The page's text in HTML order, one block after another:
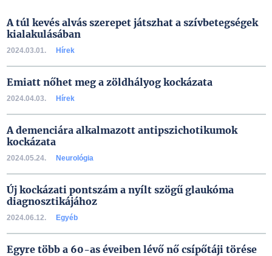
A túl kevés alvás szerepet játszhat a szívbetegségek
kialakulásában
2024.03.01. Hírek
Emiatt nőhet meg a zöldhályog kockázata
2024.04.03. Hírek
A demenciára alkalmazott antipszichotikumok
kockázata
2024.05.24. Neurológia
Új kockázati pontszám a nyílt szögű glaukóma
diagnosztikájához
2024.06.12. Egyéb
Egyre több a 60-as éveiben lévő nő csípőtáji törése